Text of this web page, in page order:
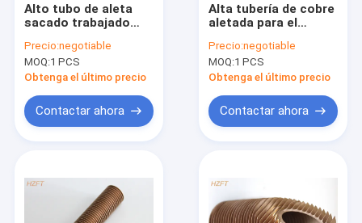
Alto tubo de aleta
sacado trabajado
cambiador de
calor/el tubo de aleta
espiral
Precio:negotiable
MOQ:1 PCS
Obtenga el último precio
Contactar ahora
Alta tubería de cobre
aletada para el
aceite en la
maquinaria, tubo de
aleta sacado
Precio:negotiable
MOQ:1 PCS
Obtenga el último precio
Contactar ahora